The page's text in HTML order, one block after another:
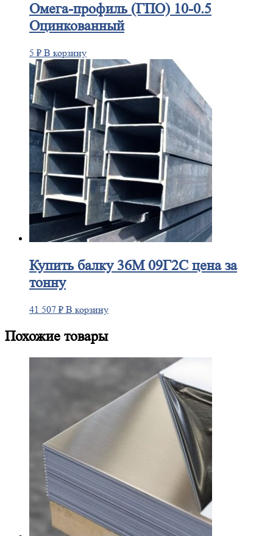
Омега-профиль(ГПО) 10-0.5
Оцинкованный
5 ₽ В корзину
Купитьбалку 36М 09Г2С цена за
тонну
41 507 ₽ В корзину
Похожие товары